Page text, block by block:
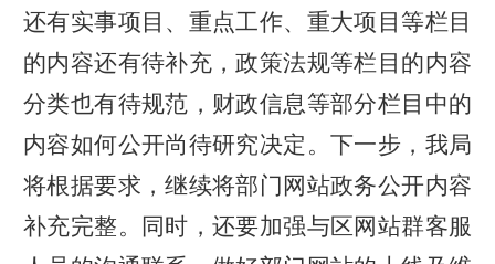
还有实事项目、重点工作、重大项目等栏目
的内容还有待补充，政策法规等栏目的内容
分类也有待规范，财政信息等部分栏目中的
内容如何公开尚待研究决定。下一步，我局
将根据要求，继续将部门网站政务公开内容
补充完整。同时，还要加强与区网站群客服